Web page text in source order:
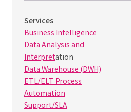
Services
Business Intelligence
Data Analysis and
Interpretation
Data Warehouse (DWH)
ETL/ELT Process
Automation
Support/SLA